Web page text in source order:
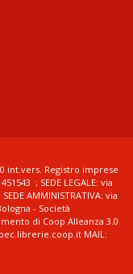
int.vers. Registro imprese
; SEDE LEGALE: via
AMMINISTRATIVA: via
- Società
di Coop Alleanza 3.0
MAIL: